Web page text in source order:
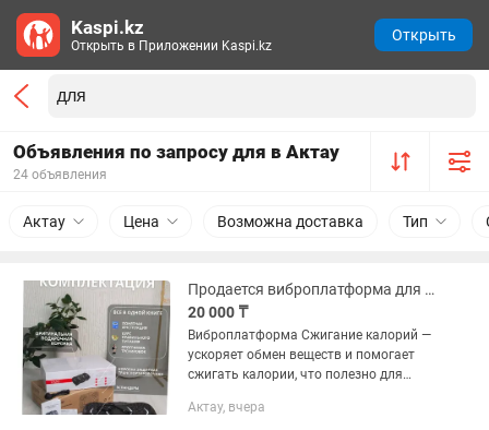
Объявления по запросу для в Актау
24 объявления
Актау Цена Возможна доставка Тип
Продается виброплатформа для похудения
20 000 ₸
Виброплатформа Сжигание калорий —
ускоряет обмен веществ и помогает
сжигать калории, что полезно для
задействует мышцы ног, ягодиц,
Актау, вчера
Kaspi.kz
Открыть в Приложении Kaspi.kz
Открыть